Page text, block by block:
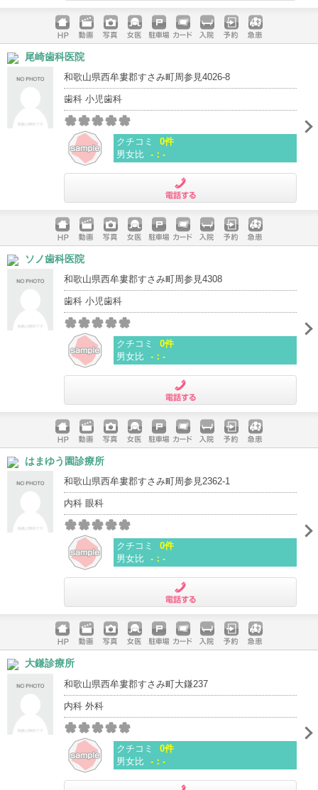
ホームペ
ージ
動画 写真 女医 駐車場
クレジッ
入院 予約 急患
尾崎歯科医院
和歌山県西牟婁郡すさみ町周参見4026-8
歯科 小児歯科
クチコミ
0件
男女比 -：-
ホームペ
ージ
動画 写真 女医 駐車場
クレジッ
入院 予約 急患
ソノ歯科医院
和歌山県西牟婁郡すさみ町周参見4308
歯科 小児歯科
クチコミ
0件
男女比 -：-
ホームペ
ージ
動画 写真 女医 駐車場
クレジッ
入院 予約 急患
はまゆう園診療所
和歌山県西牟婁郡すさみ町周参見2362-1
内科 眼科
クチコミ
0件
男女比 -：-
ホームペ
ージ
動画 写真 女医 駐車場
クレジッ
入院 予約 急患
大鎌診療所
和歌山県西牟婁郡すさみ町大鎌237
内科 外科
クチコミ
0件
男女比 -：-